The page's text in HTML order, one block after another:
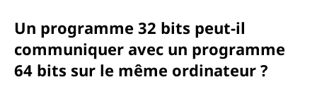
Un programme 32 bits peut-il
communiquer avec un programme
64 bits sur le même ordinateur ?